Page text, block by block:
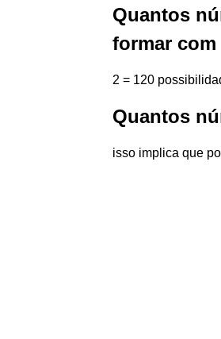
Quantos
formar
2 = 120
Quantos
isso implica que